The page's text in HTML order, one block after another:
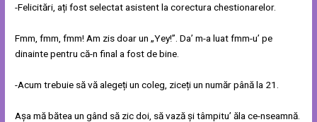
-Felicitări, ați fost selectat asistent la corectura chestionarelor.
Fmm, fmm, fmm! Am zis doar un „Yey!”. Da’ m-a luat fmm-u’ pe
dinainte pentru că-n final a fost de bine.
-Acum trebuie să vă alegeți un coleg, ziceți un număr până la 21.
Așa mă bătea un gând să zic doi, să vază și tâmpitu’ ăla ce-nseamnă.